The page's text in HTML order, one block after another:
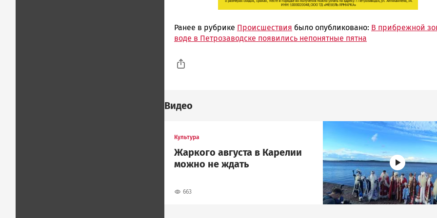
Ранее в рубрике Происшествия было опубликовано: В прибрежной
воде в Петрозаводске появились непонятные пятна
Видео
Культура
Жаркого августа в Карелии
можно не ждать
663